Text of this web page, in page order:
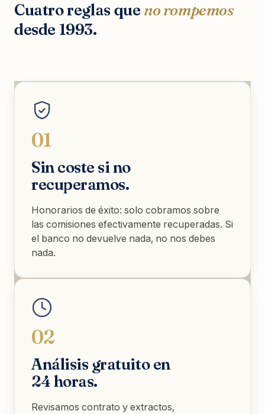
Cuatro reglas que no rompemos
desde 1993.
01
Sin coste si no
recuperamos.
Honorarios de éxito: solo cobramos sobre
las comisiones efectivamente recuperadas. Si
el banco no devuelve nada, no nos debes
nada.
02
Análisis gratuito en
24 horas.
Revisamos contrato y extractos,